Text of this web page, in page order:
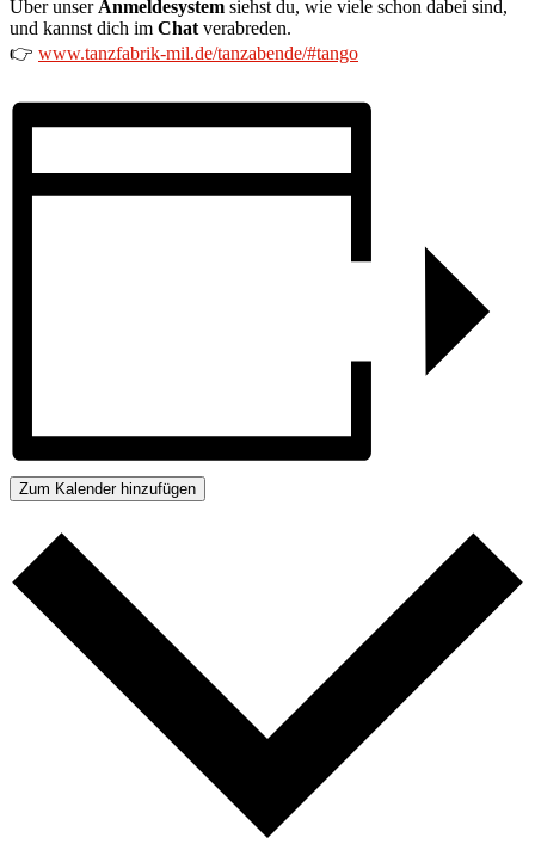
Über unser Anmeldesystem siehst du, wie viele schon dabei sind,
und kannst dich im Chat verabreden.
👉 www.tanzfabrik-mil.de/tanzabende/#tango
Zum Kalender hinzufügen